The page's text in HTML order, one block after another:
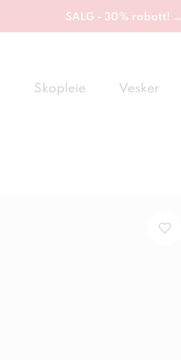
SALG - 30% rabatt! →
Skopleie Vesker